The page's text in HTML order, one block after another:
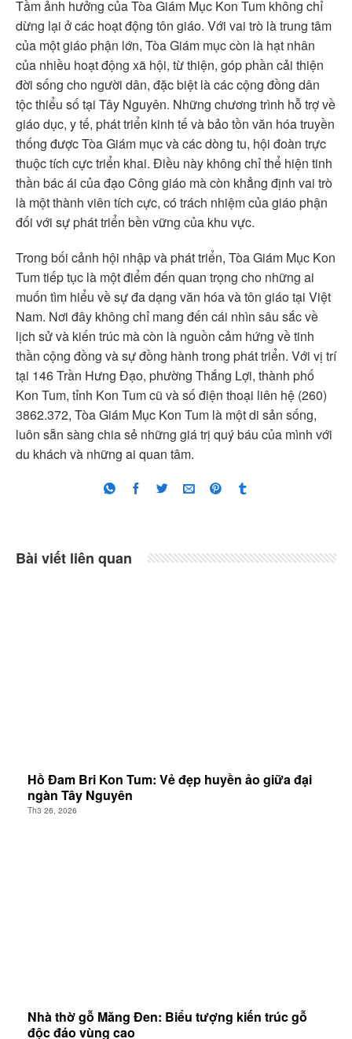
Tầm ảnh hưởng của Tòa Giám Mục Kon Tum không chỉ
dừng lại ở các hoạt động tôn giáo. Với vai trò là trung tâm
của một giáo phận lớn, Tòa Giám mục còn là hạt nhân
của nhiều hoạt động xã hội, từ thiện, góp phần cải thiện
đời sống cho người dân, đặc biệt là các cộng đồng dân
tộc thiểu số tại Tây Nguyên. Những chương trình hỗ trợ về
giáo dục, y tế, phát triển kinh tế và bảo tồn văn hóa truyền
thống được Tòa Giám mục và các dòng tu, hội đoàn trực
thuộc tích cực triển khai. Điều này không chỉ thể hiện tinh
thần bác ái của đạo Công giáo mà còn khẳng định vai trò
là một thành viên tích cực, có trách nhiệm của giáo phận
đối với sự phát triển bền vững của khu vực.
Trong bối cảnh hội nhập và phát triển, Tòa Giám Mục Kon
Tum tiếp tục là một điểm đến quan trọng cho những ai
muốn tìm hiểu về sự đa dạng văn hóa và tôn giáo tại Việt
Nam. Nơi đây không chỉ mang đến cái nhìn sâu sắc về
lịch sử và kiến trúc mà còn là nguồn cảm hứng về tinh
thần cộng đồng và sự đồng hành trong phát triển. Với vị trí
tại 146 Trần Hưng Đạo, phường Thắng Lợi, thành phố
Kon Tum, tỉnh Kon Tum cũ và số điện thoại liên hệ (260)
3862.372, Tòa Giám Mục Kon Tum là một di sản sống,
luôn sẵn sàng chia sẻ những giá trị quý báu của mình với
du khách và những ai quan tâm.
Bài viết liên quan
Hồ Đam Bri Kon Tum: Vẻ đẹp huyền ảo giữa đại
ngàn Tây Nguyên
Th3 26, 2026
Nhà thờ gỗ Măng Đen: Biểu tượng kiến trúc gỗ
độc đáo vùng cao